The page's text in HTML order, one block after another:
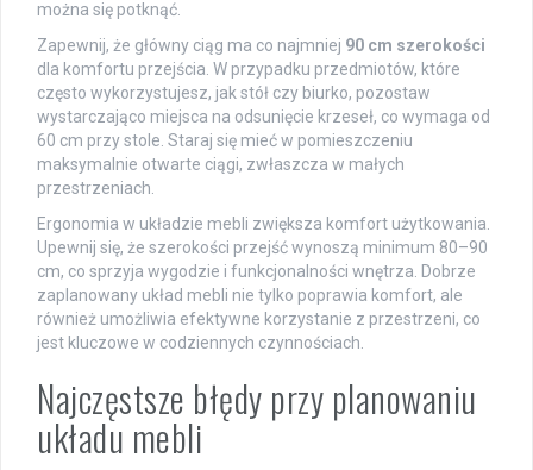
można się potknąć.
Zapewnij, że główny ciąg ma co najmniej 90 cm szerokości
dla komfortu przejścia. W przypadku przedmiotów, które
często wykorzystujesz, jak stół czy biurko, pozostaw
wystarczająco miejsca na odsunięcie krzeseł, co wymaga od
60 cm przy stole. Staraj się mieć w pomieszczeniu
maksymalnie otwarte ciągi, zwłaszcza w małych
przestrzeniach.
Ergonomia w układzie mebli zwiększa komfort użytkowania.
Upewnij się, że szerokości przejść wynoszą minimum 80–90
cm, co sprzyja wygodzie i funkcjonalności wnętrza. Dobrze
zaplanowany układ mebli nie tylko poprawia komfort, ale
również umożliwia efektywne korzystanie z przestrzeni, co
jest kluczowe w codziennych czynnościach.
Najczęstsze błędy przy planowaniu
układu mebli